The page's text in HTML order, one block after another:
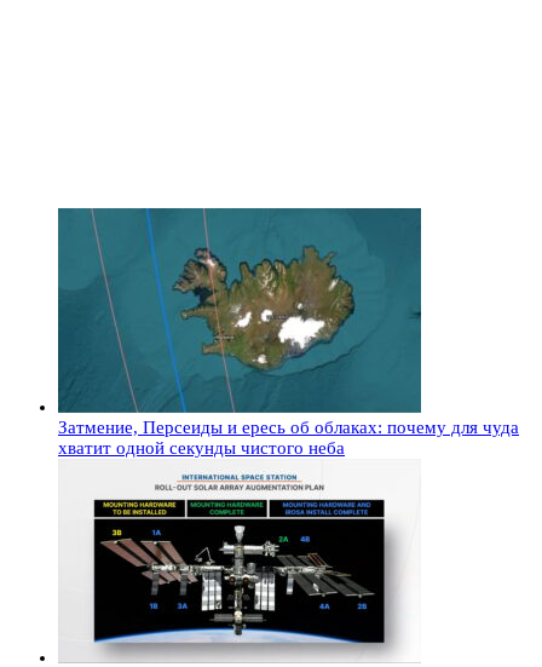
Затмение, Персеиды и ересь об облаках: почему для чуда
хватит одной секунды чистого неба